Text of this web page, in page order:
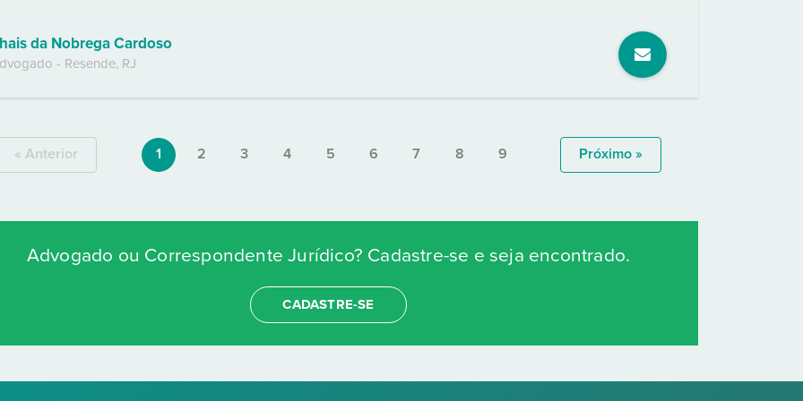
da Nobrega Cardoso
- Resende, RJ
« Anterior 1 2 3 4 5 6 7 8 9 Próximo »
Advogado ou Correspondente Jurídico? Cadastre-se e seja encontrado.
CADASTRE-SE